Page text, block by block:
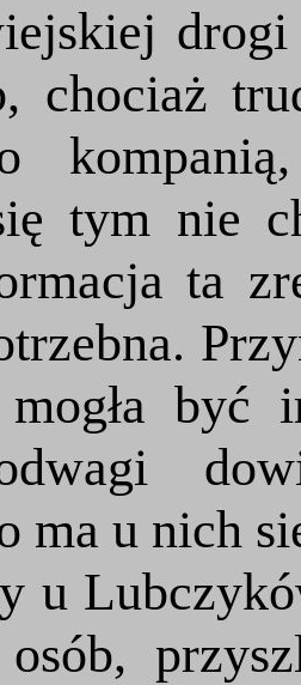
chociaż
tym nie
ta
być
ma u nich
u